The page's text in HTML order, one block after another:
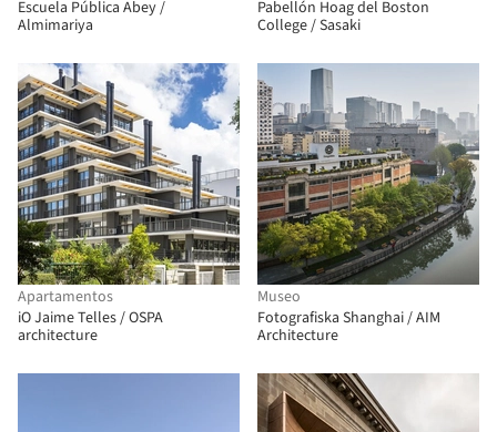
Escuela Pública Abey /
Almimariya
Pabellón Hoag del Boston
College / Sasaki
Apartamentos
iO Jaime Telles / OSPA
architecture
Museo
Fotografiska Shanghai / AIM
Architecture